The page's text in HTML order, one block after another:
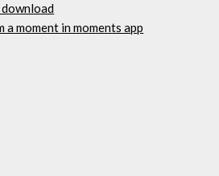
moment in moments app